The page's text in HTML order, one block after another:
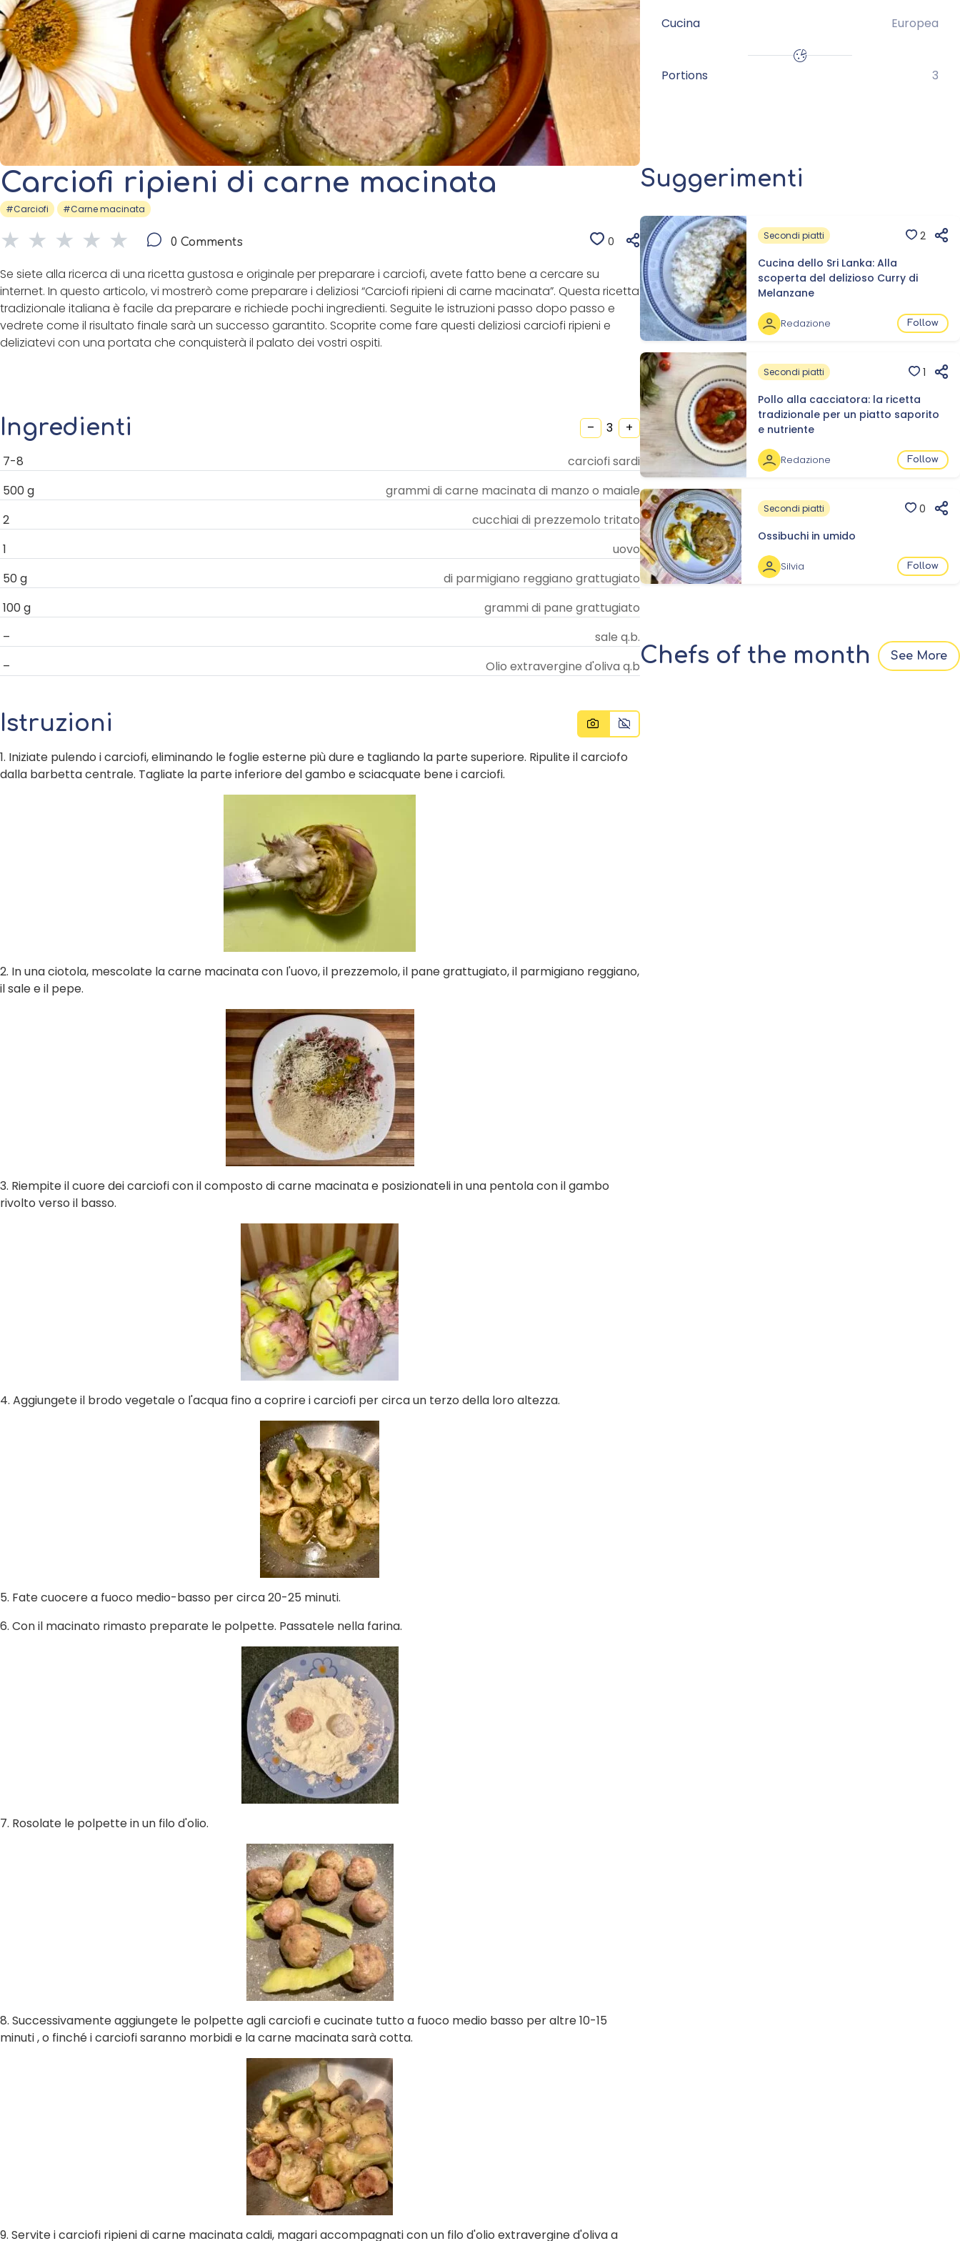
Cucina
Europea
Portions 3
Carciofi ripieni di carne macinata
#Carciofi #Carne macinata
0 Comments 0
Se siete alla ricerca di una ricetta gustosa e originale per preparare i carciofi, avete fatto bene a cercare su
internet. In questo articolo, vi mostrerò come preparare i deliziosi “Carciofi ripieni di carne macinata”. Questa ricetta
tradizionale italiana è facile da preparare e richiede pochi ingredienti. Seguite le istruzioni passo dopo passo e
vedrete come il risultato finale sarà un successo garantito. Scoprite come fare questi deliziosi carciofi ripieni e
deliziatevi con una portata che conquisterà il palato dei vostri ospiti.
Ingredienti – +
7-8
carciofi sardi
500g
grammi di carne macinata di manzo o maiale
2
cucchiai di prezzemolo tritato
1
uovo
50g
di parmigiano reggiano grattugiato
100g
grammi di pane grattugiato
–
sale q.b.
–
Olio extravergine d'oliva q.b
Istruzioni
Iniziate pulendo i carciofi, eliminando le foglie esterne più dure e tagliando la parte superiore. Ripulite il carciofo
dalla barbetta centrale. Tagliate la parte inferiore del gambo e sciacquate bene i carciofi.
In una ciotola, mescolate la carne macinata con l'uovo, il prezzemolo, il pane grattugiato, il parmigiano reggiano,
il sale e il pepe.
Riempite il cuore dei carciofi con il composto di carne macinata e posizionateli in una pentola con il gambo
rivolto verso il basso.
Aggiungete il brodo vegetale o l'acqua fino a coprire i carciofi per circa un terzo della loro altezza.
Fate cuocere a fuoco medio-basso per circa 20-25 minuti.
Con il macinato rimasto preparate le polpette. Passatele nella farina.
Rosolate le polpette in un filo d'olio.
Successivamente aggiungete le polpette agli carciofi e cucinate tutto a fuoco medio basso per altre 10-15
minuti , o finché i carciofi saranno morbidi e la carne macinata sarà cotta.
Servite i carciofi ripieni di carne macinata caldi, magari accompagnati con un filo d'olio extravergine d'oliva a
Suggerimenti
Secondi piatti
2
Cucina dello Sri Lanka: Alla
scoperta del delizioso Curry di
Melanzane
Redazione Follow
Secondi piatti
1
Pollo alla cacciatora: la ricetta
tradizionale per un piatto saporito
e nutriente
Redazione Follow
Secondi piatti
0
Ossibuchi in umido
Silvia Follow
Chefs of the month See More